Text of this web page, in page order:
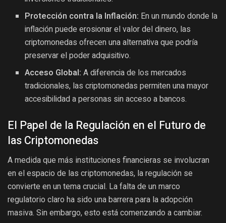
Protección contra la Inflación: En un mundo donde la
inflación puede erosionar el valor del dinero, las
criptomonedas ofrecen una alternativa que podría
preservar el poder adquisitivo.
Acceso Global: A diferencia de los mercados
tradicionales, las criptomonedas permiten una mayor
accesibilidad a personas sin acceso a bancos.
El Papel de la Regulación en el Futuro de
las Criptomonedas
A medida que más instituciones financieras se involucran
en el espacio de las criptomonedas, la regulación se
convierte en un tema crucial. La falta de un marco
regulatorio claro ha sido una barrera para la adopción
masiva. Sin embargo, esto está comenzando a cambiar.